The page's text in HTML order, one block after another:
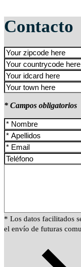
Contacto
* Campos obligatorios
* Los datos facilitados
el envío de futuras